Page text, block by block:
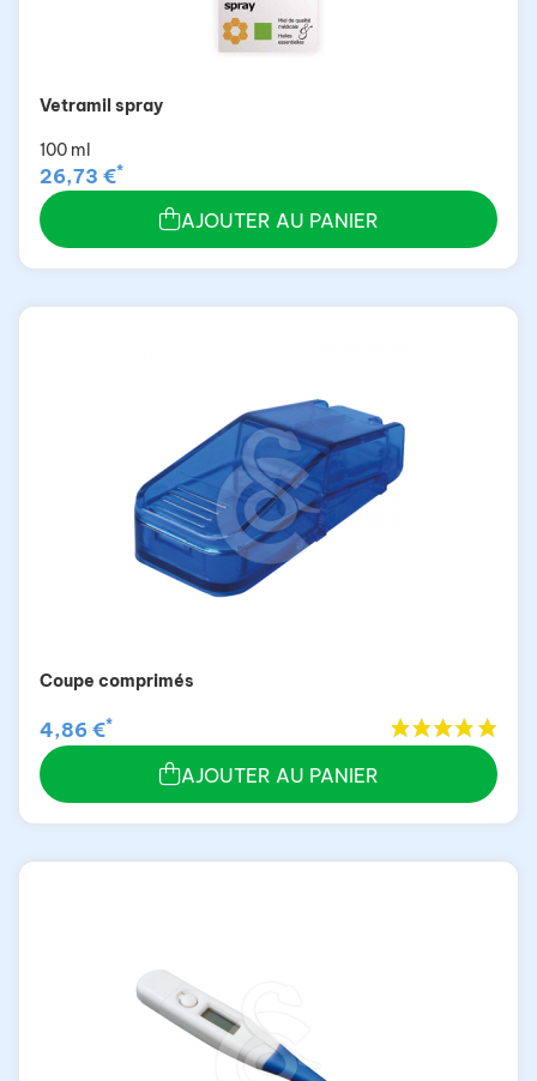
Vetramil spray
100 ml
26,73 €*
AJOUTER AU PANIER
Coupe comprimés
4,86 €*
AJOUTER AU PANIER